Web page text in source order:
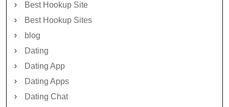
Best Hookup Site
Best Hookup Sites
blog
Dating
Dating App
Dating Apps
Dating Chat